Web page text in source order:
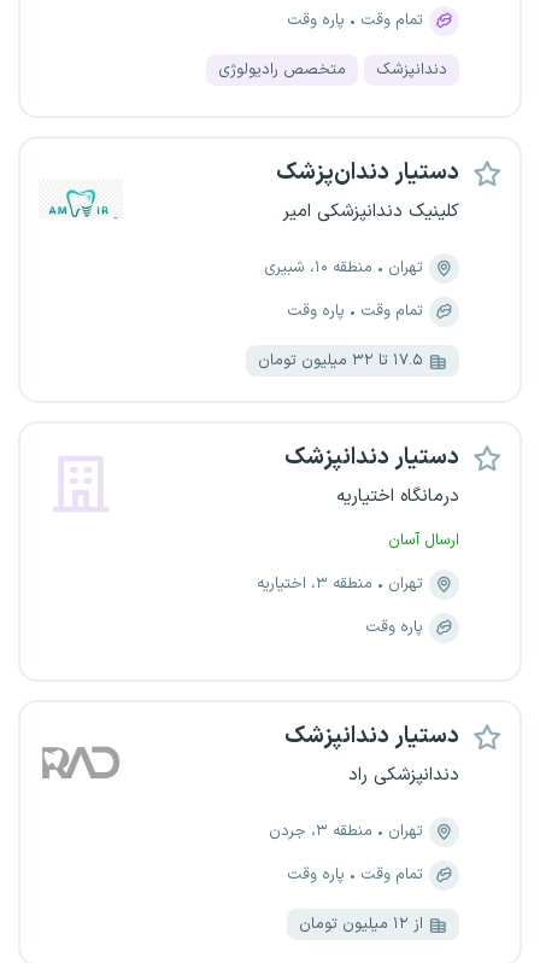
تمام وقت
پاره وقت
دندانپزشک متخصص رادیولوژی
دستیار دندان‌پزشک
کلینیک دندانپزشکی امیر
تهران
منطقه ۱۰، شبیری
تمام وقت
پاره وقت
۱۷.۵ تا ۳۲ میلیون تومان
دستیار دندانپزشک
درمانگاه اختیاریه
ارسال آسان
تهران
منطقه ۳، اختیاریه
پاره وقت
دستیار دندانپزشک
دندانپزشکی راد
تهران
منطقه ۳، جردن
تمام وقت
پاره وقت
از ۱۲ میلیون تومان